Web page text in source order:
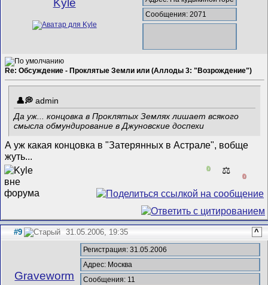
Сообщения: 2071
Re: Обсуждение - Проклятые Земли или (Аллоды 3: "Возрождение")
admin
Да уж... концовка в Проклятых Землях лишает всякого
смысла обмундирование в Джуновские доспехи
А уж какая концовка в "Затерянных в Астрале", вобще
жуть...
0 ⚖️
0
#9 31.05.2006, 19:35 ^
Graveworm
Регистрация: 31.05.2006
Адрес: Москва
Сообщения: 11